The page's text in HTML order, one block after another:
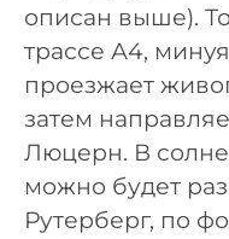
описан выше).
трассе А4,
проезжает
затем
Люцерн. В
можно будет
Рутерберг, по